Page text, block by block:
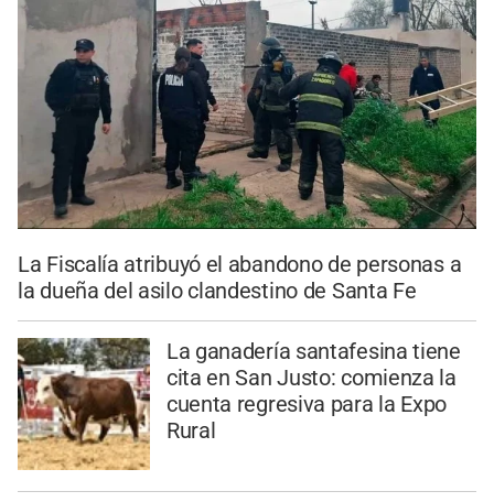
La Fiscalía atribuyó el abandono de personas a
la dueña del asilo clandestino de Santa Fe
La ganadería santafesina tiene
cita en San Justo: comienza la
cuenta regresiva para la Expo
Rural